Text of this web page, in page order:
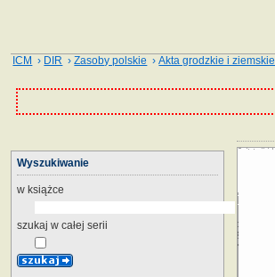
ICM › DIR ›Zasoby polskie ›Akta grodzkie i ziemskie
Wyszukiwanie
w książce
szukaj w całej serii